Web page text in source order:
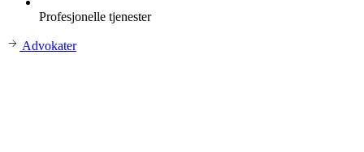
Profesjonelle tjenester
Advokater